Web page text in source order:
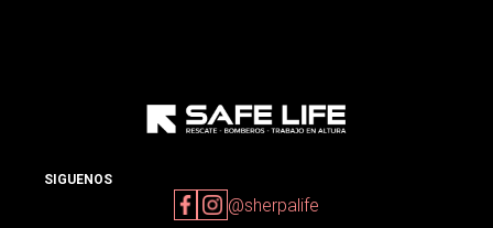
SIGUENOS
@sherpalife